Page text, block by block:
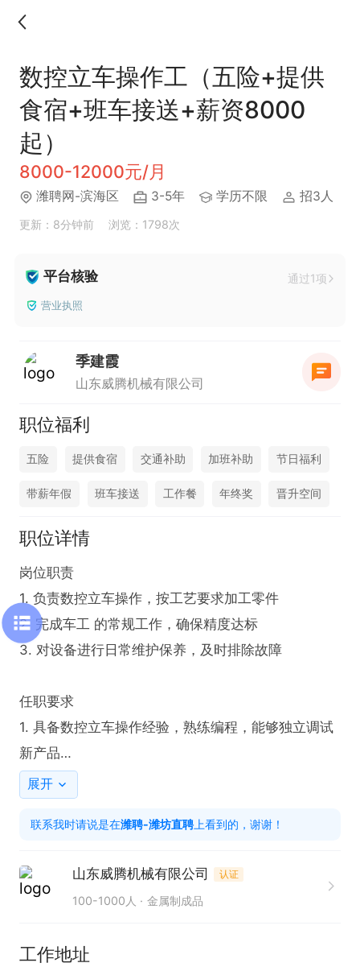
数控立车操作工（五险+提供
食宿+班车接送+薪资8000
起）
8000-12000元/月
潍聘网-滨海区 3-5年 学历不限 招3人
更新：8分钟前 浏览：1798次
平台核验 通过1项
营业执照
季建霞
山东威腾机械有限公司
职位福利
五险 提供食宿 交通补助 加班补助 节日福利
带薪年假 班车接送 工作餐 年终奖 晋升空间
职位详情
岗位职责
1. 负责数控立车操作，按工艺要求加工零件
2. 完成车工 的常规工作，确保精度达标
3. 对设备进行日常维护保养，及时排除故障
任职要求
1. 具备数控立车操作经验，熟练编程，能够独立调试
新产品
2. 有良好的责任心和团队协作精神
3. 有数控加工中心操作经验者优先，机械相关专业优
先
展开
联系我时请说是在潍聘-潍坊直聘 上看到的，谢谢！
山东威腾机械有限公司 认证
100-1000人 金属制成品
工作地址